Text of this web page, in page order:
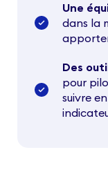
Une
dans la
Des
pour
suivre